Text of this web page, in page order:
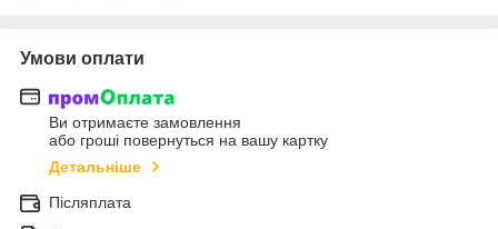
Умови оплати
Ви отримаєте замовлення
або гроші повернуться на вашу картку
Детальніше
Післяплата